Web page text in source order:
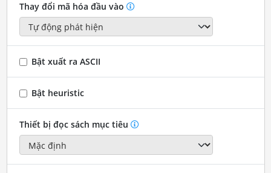
Thay đổi mã hóa đầu vào
Bật xuất ra ASCII
Bật heuristic
Thiết bị đọc sách mục tiêu